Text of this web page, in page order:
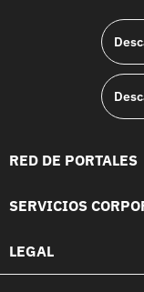
RED DE PORTALES
SERVICIOS
LEGAL